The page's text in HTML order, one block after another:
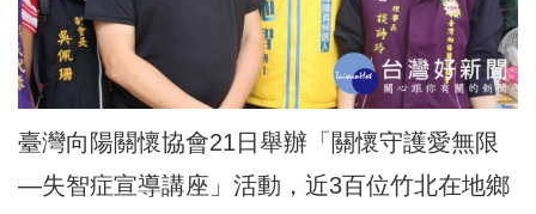
臺灣向陽關懷協會21日舉辦「關懷守護愛無限
—失智症宣導講座」活動，近3百位竹北在地鄉